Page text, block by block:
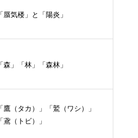
「蜃気楼」と「陽炎」
「森」「林」「森林」
「鷹（タカ）」「鷲（ワシ）」
「鳶（トビ）」